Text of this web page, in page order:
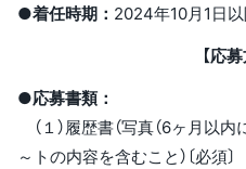
●着任時期： 2024年10月1日
【応
●応募書類：
（１）履歴書（写真（6ヶ月以
～トの内容を含むこと）〔必須〕